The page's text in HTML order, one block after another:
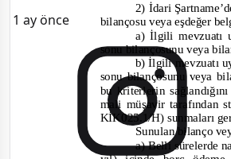
1 ay önce
2) İdari
bilançosu veya eşdeğer
a) İlgili mevzuatı
sonu bilançosunu veya
b) İlgili mevzuatı
sonu bilançosunu veya
bu kriterlerin
mali müşavir tarafından
KİK025.1/H) sunmaları
Sunulan bilanço
a) Belli sürelerde